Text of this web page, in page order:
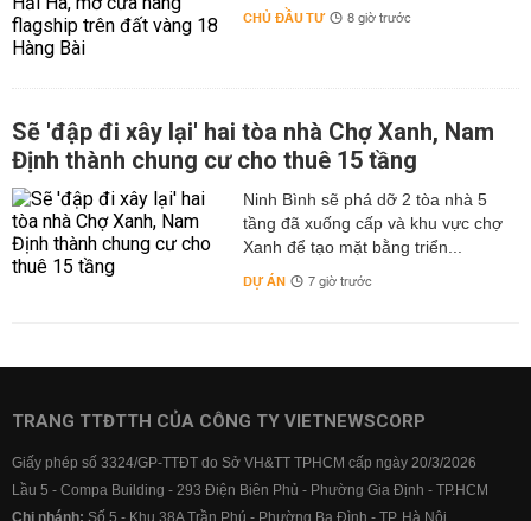
CHỦ ĐẦU TƯ 8 giờ trước
Sẽ 'đập đi xây lại' hai tòa nhà Chợ Xanh, Nam
Định thành chung cư cho thuê 15 tầng
Ninh Bình sẽ phá dỡ 2 tòa nhà 5
tầng đã xuống cấp và khu vực chợ
Xanh để tạo mặt bằng triển...
DỰ ÁN 7 giờ trước
TRANG TTĐTTH CỦA CÔNG TY VIETNEWSCORP
Giấy phép số 3324/GP-TTĐT do Sở VH&TT TPHCM cấp ngày 20/3/2026
Lầu 5 - Compa Building - 293 Điện Biên Phủ - Phường Gia Định - TP.HCM
Chi nhánh: Số 5 - Khu 38A Trần Phú - Phường Ba Đình - TP. Hà Nội